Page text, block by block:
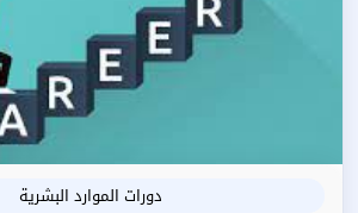
دورات الموارد البشرية